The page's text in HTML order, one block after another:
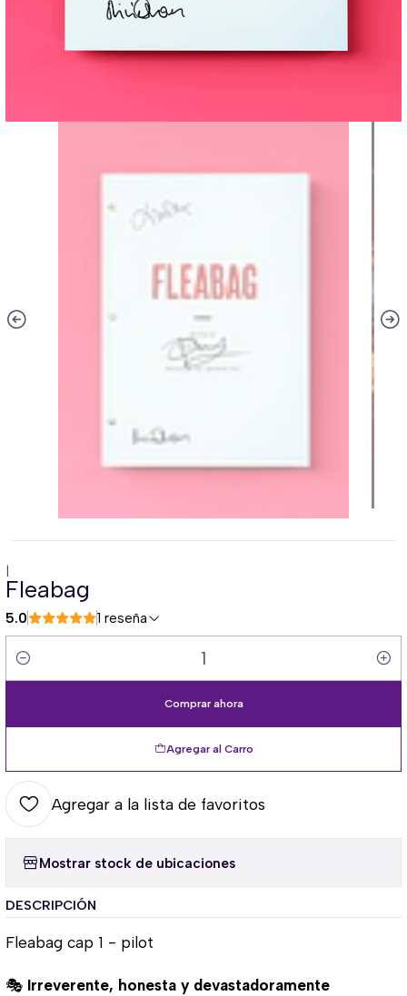
|
Fleabag
5.0 1 reseña
Cantidad
Agregar al Carro
Comprar ahora
Agregar a la lista de favoritos
Mostrar stock de ubicaciones
DESCRIPCIÓN
Fleabag cap 1 - pilot
🎭 Irreverente, honesta y devastadoramente